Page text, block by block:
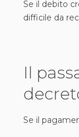
Se il debito
difficile da
Il
Se il